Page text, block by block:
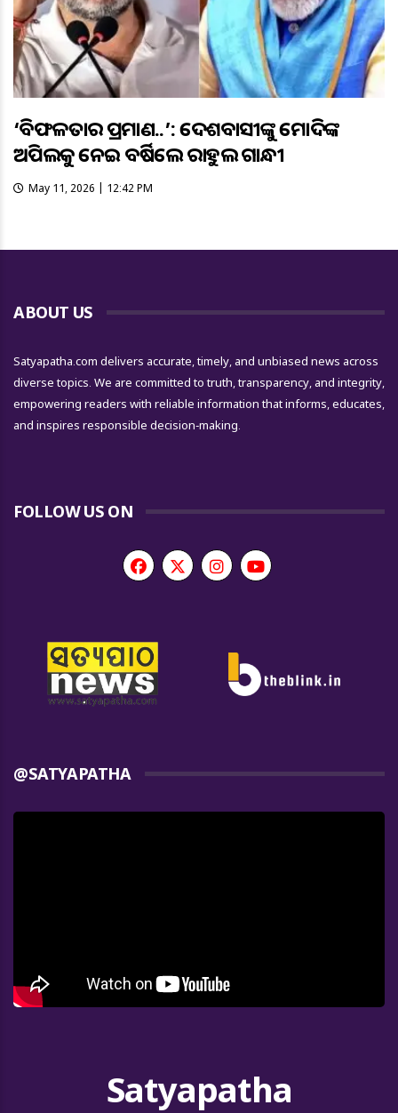
‘ବିଫଳତାର ପ୍ରମାଣ..’: ଦେଶବାସୀଙ୍କୁ ମୋଦିଙ୍କ
ଅପିଲକୁ ନେଇ ବର୍ଷିଲେ ରାହୁଲ ଗାନ୍ଧୀ
May 11, 2026 | 12:42 PM
ABOUT US
Satyapatha.com delivers accurate, timely, and unbiased news across
diverse topics. We are committed to truth, transparency, and integrity,
empowering readers with reliable information that informs, educates,
and inspires responsible decision-making.
FOLLOW US ON
@SATYAPATHA
Satyapatha